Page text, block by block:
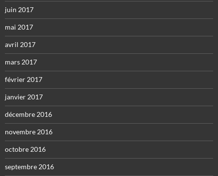
juin 2017
mai 2017
avril 2017
mars 2017
février 2017
janvier 2017
décembre 2016
novembre 2016
octobre 2016
septembre 2016